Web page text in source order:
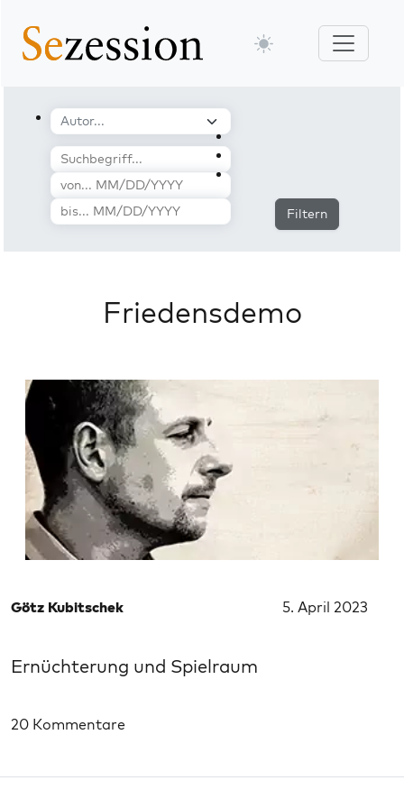
Filtern
Friedensdemo
Götz Kubitschek 5. April 2023
Ernüchterung und Spielraum
20 Kommentare